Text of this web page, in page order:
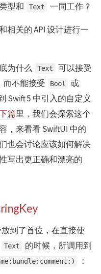
型和 Text 一同工作？
相关的 API 设计进行一
为什么 Text 可以接受
而不能接受 Bool 或
Swift 5 中引入的自定义
篇里，我们会探索这个
，来看看 SwiftUI 中的
也会讨论应该如何解决
写出更正确和漂亮的
到了首位，在直接使
Text
的时候，所调用到
：